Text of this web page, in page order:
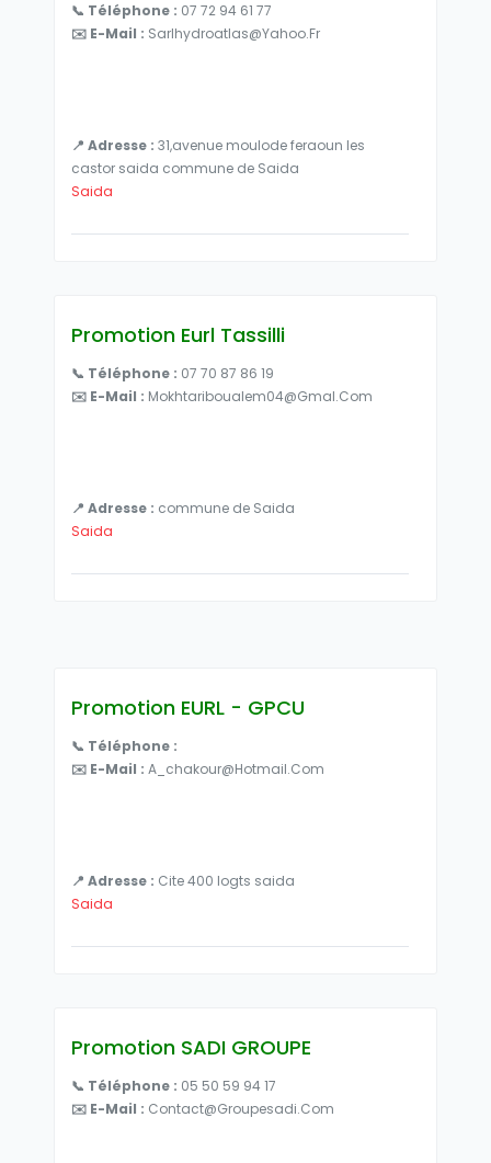
📞 Téléphone : 07 72 94 61 77
✉️ E-Mail : Sarlhydroatlas@yahoo.fr
📍 Adresse : 31,avenue moulode feraoun les
castor saida commune de Saida
Saida
Promotion Eurl Tassilli
📞 Téléphone : 07 70 87 86 19
✉️ E-Mail : Mokhtariboualem04@gmal.com
📍 Adresse : commune de Saida
Saida
Promotion EURL - GPCU
📞 Téléphone :
✉️ E-Mail : A_chakour@hotmail.com
📍 Adresse : Cite 400 logts saida
Saida
Promotion SADI GROUPE
📞 Téléphone : 05 50 59 94 17
✉️ E-Mail : Contact@groupesadi.com